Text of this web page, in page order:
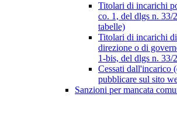
Titolari di incarichi
co. 1, del dlgs n. 33/
tabelle)
Titolari di incarichi
direzione o di
1-bis, del dlgs n. 33/
Cessati dall'incarico
pubblicare sul sito
Sanzioni per mancata